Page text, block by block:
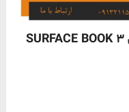
لپ تاپ اپن باکس سورفیس مدل SURFACE BOOK 3